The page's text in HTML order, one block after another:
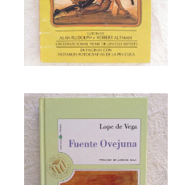
Local
Mafia y espionaje
Medicina
Música